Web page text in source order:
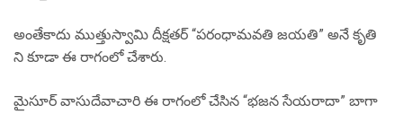
అంతేకాదు ముత్తుస్వామి దీక్షతర్ “పరంధామవతి జయతి” అనే కృతి
ని కూడా ఈ రాగంలో చేశారు.
మైసూర్ వాసుదేవాచారి ఈ రాగంలో చేసిన “భజన సేయరాదా” బాగా